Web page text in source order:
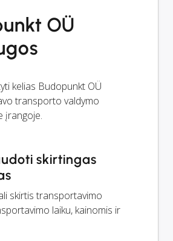
OÜ
kelias Budopunkt OÜ
transporto valdymo
įrangoje.
skirtingas
skirtis transportavimo
laiku, kainomis ir